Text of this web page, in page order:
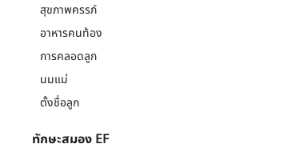
สุขภาพครรภ์
อาหารคนท้อง
การคลอดลูก
นมแม่
ตั้งชื่อลูก
ทักษะสมอง EF